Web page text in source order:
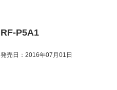
RF-P5A1
発売日：2016年07月01日